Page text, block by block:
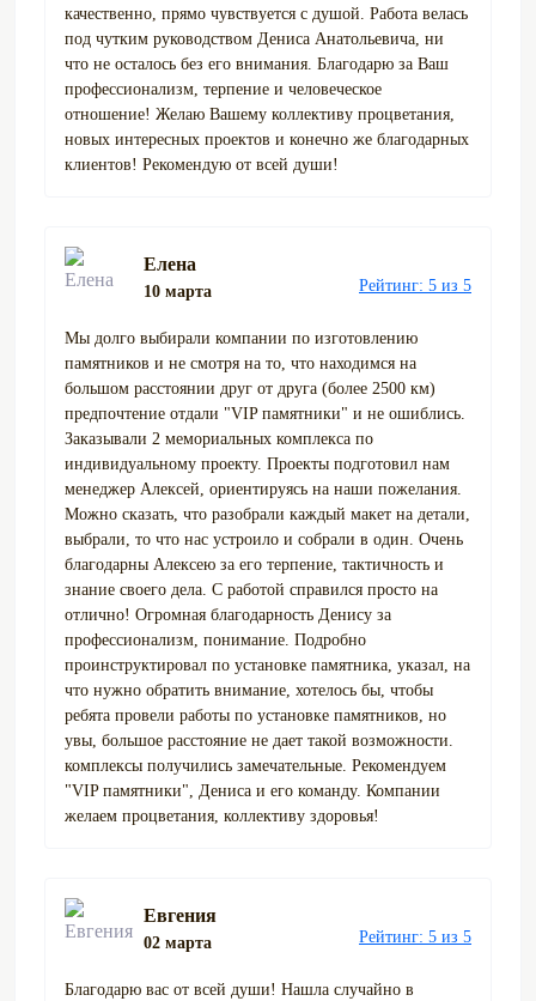
качественно, прямо чувствуется с душой. Работа велась
под чутким руководством Дениса Анатольевича, ни
что не осталось без его внимания. Благодарю за Ваш
профессионализм, терпение и человеческое
отношение! Желаю Вашему коллективу процветания,
новых интересных проектов и конечно же благодарных
клиентов! Рекомендую от всей души!
Елена
10 марта Рейтинг: 5 из 5
Мы долго выбирали компании по изготовлению
памятников и не смотря на то, что находимся на
большом расстоянии друг от друга (более 2500 км)
предпочтение отдали "VIP памятники" и не ошиблись.
Заказывали 2 мемориальных комплекса по
индивидуальному проекту. Проекты подготовил нам
менеджер Алексей, ориентируясь на наши пожелания.
Можно сказать, что разобрали каждый макет на детали,
выбрали, то что нас устроило и собрали в один. Очень
благодарны Алексею за его терпение, тактичность и
знание своего дела. С работой справился просто на
отлично! Огромная благодарность Денису за
профессионализм, понимание. Подробно
проинструктировал по установке памятника, указал, на
что нужно обратить внимание, хотелось бы, чтобы
ребята провели работы по установке памятников, но
увы, большое расстояние не дает такой возможности.
комплексы получились замечательные. Рекомендуем
"VIP памятники", Дениса и его команду. Компании
желаем процветания, коллективу здоровья!
Евгения
02 марта Рейтинг: 5 из 5
Благодарю вас от всей души! Нашла случайно в